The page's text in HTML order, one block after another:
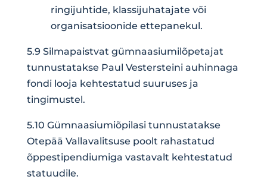
ringijuhtide, klassijuhatajate või
organisatsioonide ettepanekul.
5.9 Silmapaistvat gümnaasiumilõpetajat
tunnustatakse Paul Vestersteini auhinnaga
fondi looja kehtestatud suuruses ja
tingimustel.
5.10 Gümnaasiumiõpilasi tunnustatakse
Otepää Vallavalitsuse poolt rahastatud
õppestipendiumiga vastavalt kehtestatud
statuudile.